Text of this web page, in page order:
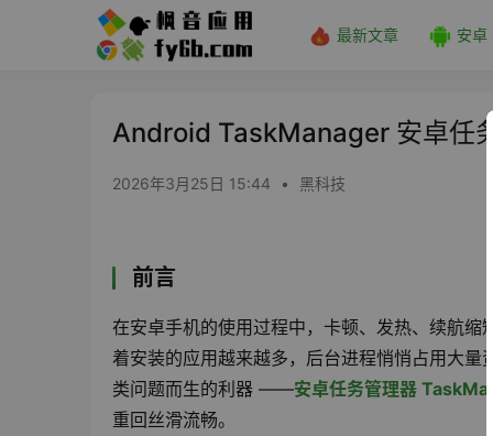
最新文章 安卓
Android TaskManager 安卓任
2026年3月25日 15:44 • 黑科技
前言
在安卓手机的使用过程中，卡顿、发热、续航
着安装的应用越来越多，后台进程悄悄占用大
类问题而生的利器 ——安卓任务管理器
重回丝滑流畅。